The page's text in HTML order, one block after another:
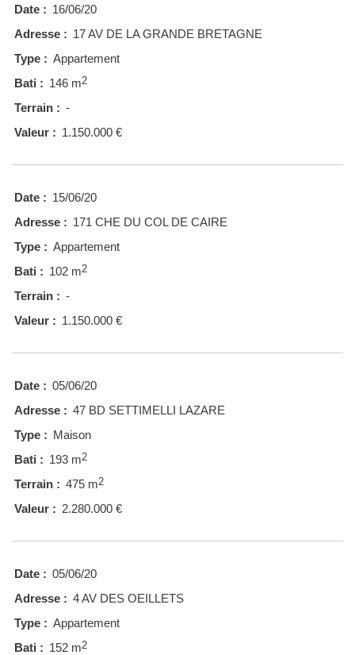
Date : 16/06/20
Adresse : 17 AV DE LA GRANDE BRETAGNE
Type : Appartement
Bati : 146 m2
Terrain : -
Valeur : 1.150.000 €
Date : 15/06/20
Adresse : 171 CHE DU COL DE CAIRE
Type : Appartement
Bati : 102 m2
Terrain : -
Valeur : 1.150.000 €
Date : 05/06/20
Adresse : 47 BD SETTIMELLI LAZARE
Type : Maison
Bati : 193 m2
Terrain : 475 m2
Valeur : 2.280.000 €
Date : 05/06/20
Adresse : 4 AV DES OEILLETS
Type : Appartement
Bati : 152 m2